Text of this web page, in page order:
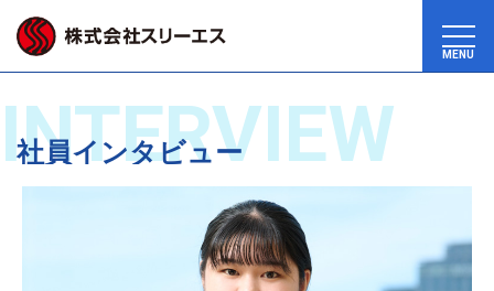
MENU
INTERVIEW
社員インタビュー